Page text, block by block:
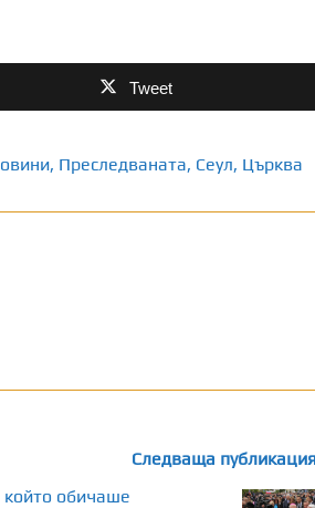
Tweet
, Преследваната, Сеул, Църква
Следваща
който обичаше